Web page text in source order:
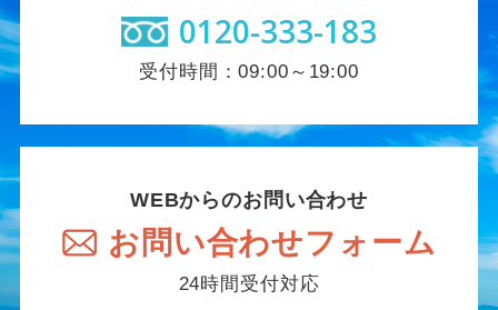
0120-333-183
受付時間：09:00～19:00
WEBからのお問い合わせ
お問い合わせフォーム
24時間受付対応